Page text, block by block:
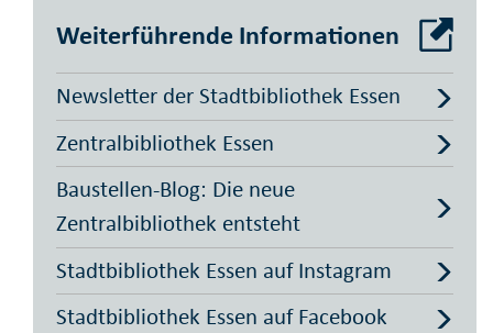
Weiterführende Informationen
Newsletter der Stadtbibliothek Essen
Zentralbibliothek Essen
Baustellen-Blog: Die neue
Zentralbibliothek entsteht
Stadtbibliothek Essen auf Instagram
Stadtbibliothek Essen auf Facebook